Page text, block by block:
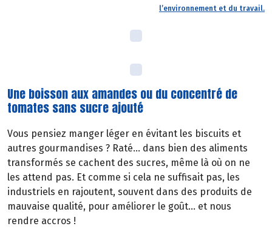
l’environnement et du travail.
Une boisson aux amandes ou du concentré de
tomates sans sucre ajouté
Vous pensiez manger léger en évitant les biscuits et
autres gourmandises ? Raté… dans bien des aliments
transformés se cachent des sucres, même là où on ne
les attend pas. Et comme si cela ne suffisait pas, les
industriels en rajoutent, souvent dans des produits de
mauvaise qualité, pour améliorer le goût… et nous
rendre accros !